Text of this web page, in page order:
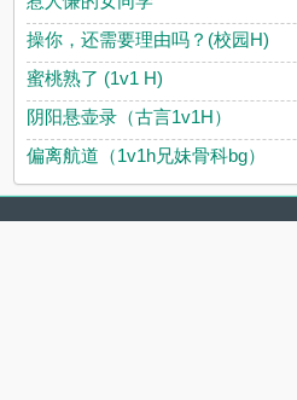
操你，还需要理由吗？(校园H)
蜜桃熟了 (1v1 H)
阴阳悬壶录（古言1v1H）
偏离航道（1v1h兄妹骨科bg）